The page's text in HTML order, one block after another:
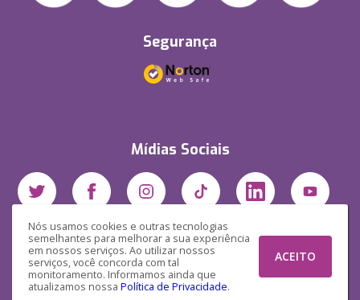
Nós usamos cookies e outras tecnologias
semelhantes para melhorar a sua experiência
em nossos serviços. Ao utilizar nossos
serviços, você concorda com tal
monitoramento. Informamos ainda que
atualizamos nossa Política de Privacidade.
ACEITO
Segurança
Mídias Sociais